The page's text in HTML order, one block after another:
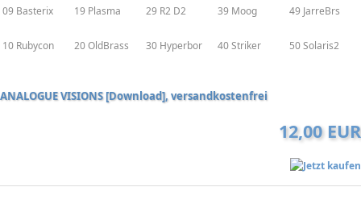
09 Basterix 19 Plasma 29 R2 D2 39 Moog 49 JarreBrs
10 Rubycon 20 OldBrass 30 Hyperbor 40 Striker 50 Solaris2
ANALOGUE VISIONS [Download], versandkostenfrei
12,00 EUR